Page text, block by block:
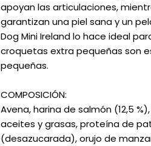
apoyan las articulaciones,
garantizan una piel sana y un
Dog Mini Ireland lo hace ideal
croquetas extra pequeñas son
pequeñas.
COMPOSICIÓN:
Avena, harina de salmón (12,5
aceites y grasas, proteína de
(desazucarada), orujo de